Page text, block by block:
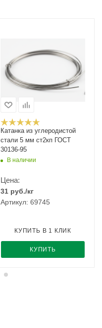
Катанка из углеродистой
стали 5 мм ст2кп ГОСТ
30136-95
В наличии
Цена:
31 руб./кг
Артикул: 69745
КУПИТЬ
КУПИТЬ В 1 КЛИК